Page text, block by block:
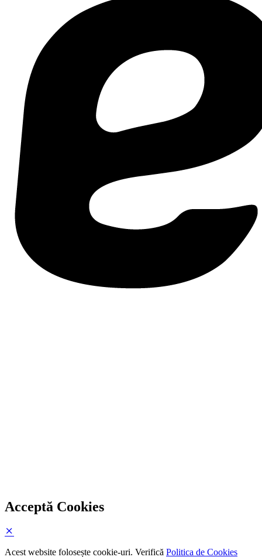
Acceptă Cookies
Acest website folosește cookie-uri. Verifică Politica de Cookies